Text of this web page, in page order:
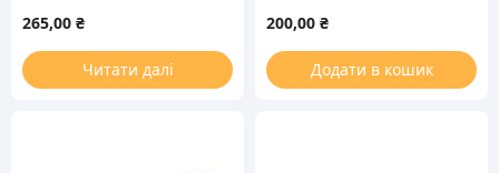
265,00 ₴
Читати далі
200,00 ₴
Додати в кошик